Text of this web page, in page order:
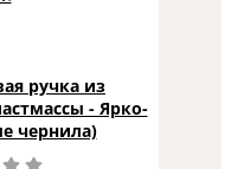
ручка из
- Ярко-
чернила)